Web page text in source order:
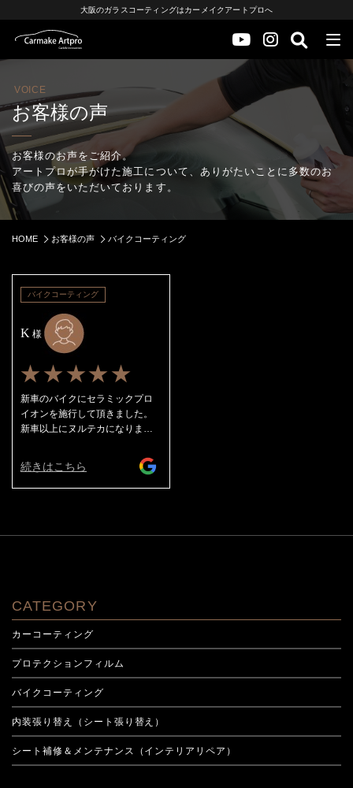
大阪のガラスコーティングはカーメイクアートプロへ
VOICE
お客様の声
お客様のお声をご紹介。
アートプロが手がけた施工について、ありがたいことに多数のお
喜びの声をいただいております。
HOME お客様の声 バイクコーティング
バイクコーティング
K 様
★★★★★
新車のバイクにセラミックプロ
イオンを施行して頂きました。
新車以上にヌルテカになりまし
す。
続きはこちら
CATEGORY
カーコーティング
プロテクションフィルム
バイクコーティング
内装張り替え（シート張り替え）
シート補修＆メンテナンス（インテリアリペア）